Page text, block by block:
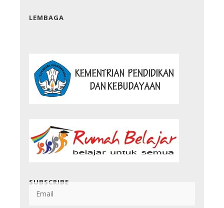
LEMBAGA
SUBSCRIBE